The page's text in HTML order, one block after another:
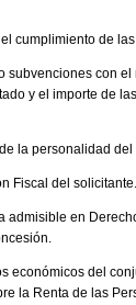
cumplimiento de
subvenciones con
y el importe de
la personalidad
Fiscal del solicitante.
admisible en
económicos del
la Renta de las